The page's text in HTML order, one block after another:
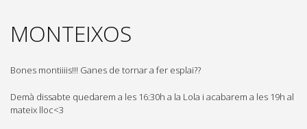
MONTEIXOS
Bones montiiiis!!! Ganes de tornar a fer esplai??
Demà dissabte quedarem a les 16:30h a la Lola i acabarem a les 19h al
mateix lloc<3